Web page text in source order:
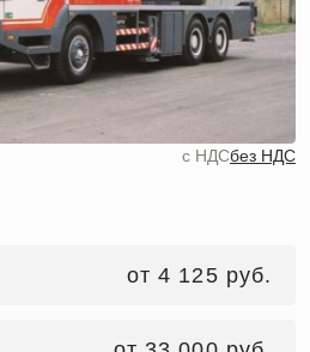
c НДСбез НДС
от 4 125 руб.